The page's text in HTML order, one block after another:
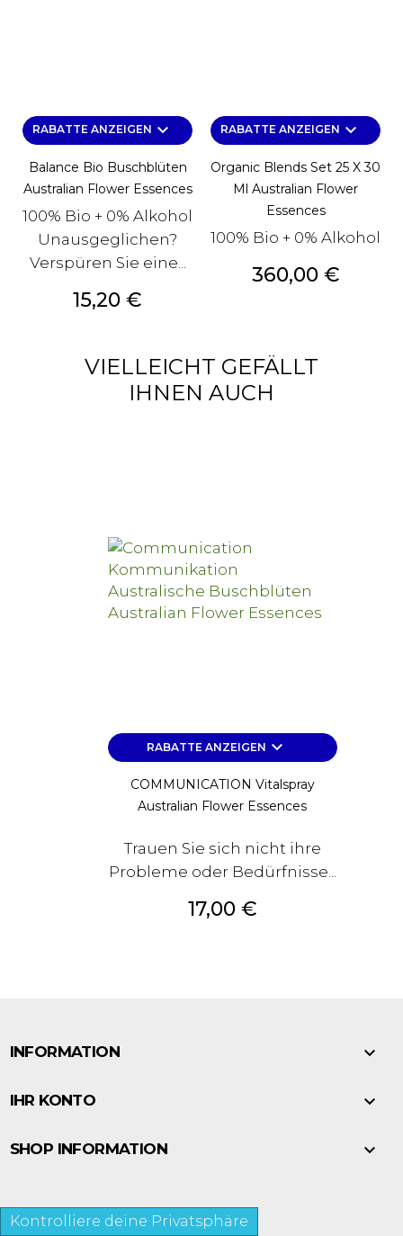
RABATTE ANZEIGEN keyboard_arrow_down
Balance Bio Buschblüten
Australian Flower Essences
100% Bio + 0% Alkohol
Unausgeglichen?
Verspüren Sie eine...
Preis
15,20 €
RABATTE ANZEIGEN keyboard_arrow_down
Organic Blends Set 25 X 30
Ml Australian Flower
Essences
100% Bio + 0% Alkohol
Preis
360,00 €
VIELLEICHT GEFÄLLT
IHNEN AUCH
RABATTE ANZEIGEN keyboard_arrow_down
COMMUNICATION Vitalspray
Australian Flower Essences
Trauen Sie sich nicht ihre
Probleme oder Bedürfnisse...
Preis
17,00 €
INFORMATION 
IHR KONTO 
SHOP INFORMATION 
Kontrolliere deine Privatsphäre